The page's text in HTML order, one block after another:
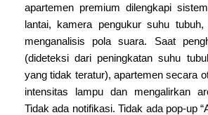
apartemen premium dilengkapi
lantai, kamera pengukur suhu
menganalisis pola suara. Saat
(dideteksi dari peningkatan suhu
yang tidak teratur), apartemen secara
intensitas lampu dan mengalirkan
Tidak ada notifikasi. Tidak ada pop-up